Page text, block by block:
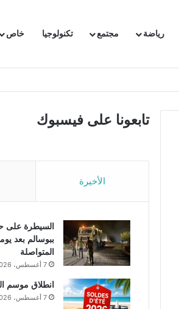
رياضة مجتمع تكنولوجيا خاص
تابعونا على فيسبوك
الأخيرة
السيطرة على
ببوسالم بعد
المتواصلة
7 أغسطس، 2026
انطلاق موسم
7 أغسطس، 2026